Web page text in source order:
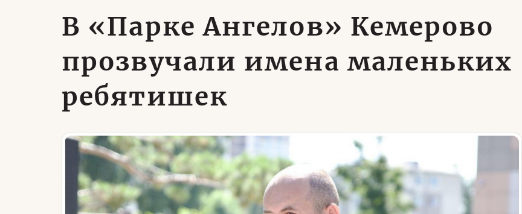
В «Парке Ангелов» Кемерово
прозвучали имена маленьких
ребятишек